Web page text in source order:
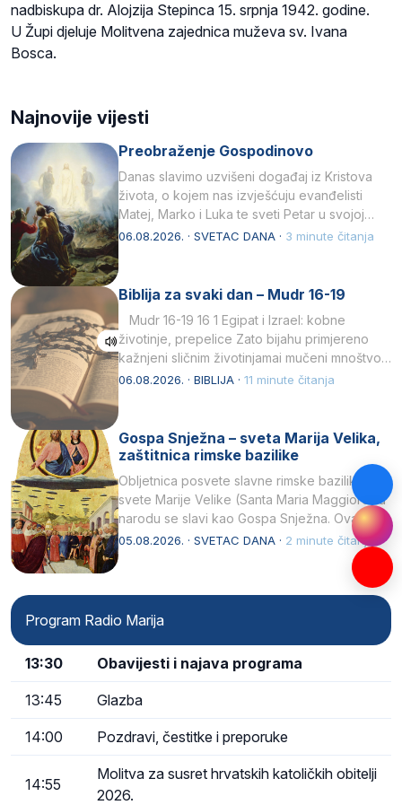
nadbiskupa dr. Alojzija Stepinca 15. srpnja 1942. godine.
U Župi djeluje Molitvena zajednica muževa sv. Ivana
Bosca.
Najnovije vijesti
Preobraženje Gospodinovo
Danas slavimo uzvišeni događaj iz Kristova
života, o kojem nas izvješćuju evanđelisti
Matej, Marko i Luka te sveti Petar u svojoj
drugoj…
06.08.2026. · SVETAC DANA · 3 minute čitanja
Biblija za svaki dan – Mudr 16-19
Mudr 16-19 16 1 Egipat i Izrael: kobne
životinje, prepelice Zato bijahu primjereno
kažnjeni sličnim životinjamai mučeni mnoštvom
kukaca.2 A narod…
06.08.2026. · BIBLIJA · 11 minute čitanja
Gospa Snježna – sveta Marija Velika,
zaštitnica rimske bazilike
Obljetnica posvete slavne rimske bazilike
svete Marije Velike (Santa Maria Maggiore) u
narodu se slavi kao Gospa Snježna. Ovaj
naziv, Sancta Maria…
05.08.2026. · SVETAC DANA · 2 minute čitanja
Program Radio Marija
13:30 Obavijesti i najava programa
13:45 Glazba
14:00 Pozdravi, čestitke i preporuke
14:55
Molitva za susret hrvatskih katoličkih obitelji
2026.